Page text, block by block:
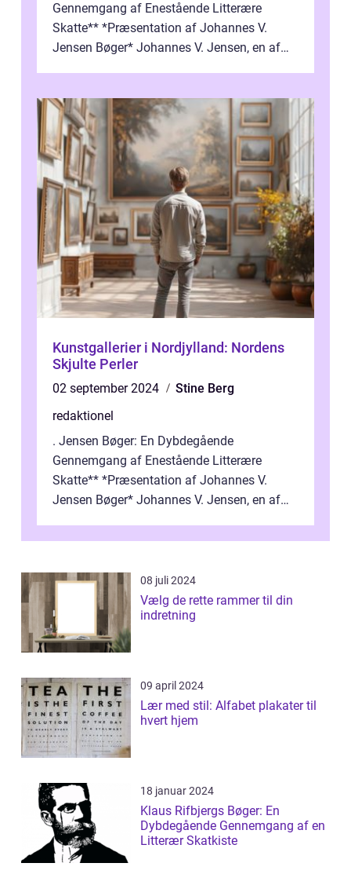
Gennemgang af Enestående Litterære
Skatte** *Præsentation af Johannes V.
Jensen Bøger* Johannes V. Jensen, en af
Kunstgallerier i Nordjylland: Nordens
Skjulte Perler
02 september 2024
Stine Berg
redaktionel
. Jensen Bøger: En Dybdegående
Gennemgang af Enestående Litterære
Skatte** *Præsentation af Johannes V.
Jensen Bøger* Johannes V. Jensen, en af
et enestående...
08 juli 2024
Vælg de rette rammer til din
indretning
09 april 2024
Lær med stil: Alfabet plakater til
hvert hjem
18 januar 2024
Klaus Rifbjergs Bøger: En
Dybdegående Gennemgang af en
Litterær Skatkiste